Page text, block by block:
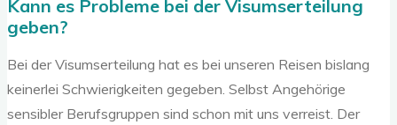
Kann es Probleme bei der Visumserteilung
geben?
Bei der Visumserteilung hat es bei unseren Reisen bislang
keinerlei Schwierigkeiten gegeben. Selbst Angehörige
sensibler Berufsgruppen sind schon mit uns verreist. Der